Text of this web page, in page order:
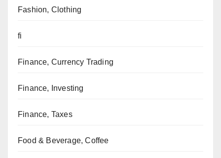
Fashion, Clothing
fi
Finance, Currency Trading
Finance, Investing
Finance, Taxes
Food & Beverage, Coffee